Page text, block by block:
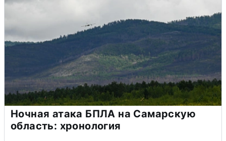
Ночная атака БПЛА на Самарскую
область: хронология